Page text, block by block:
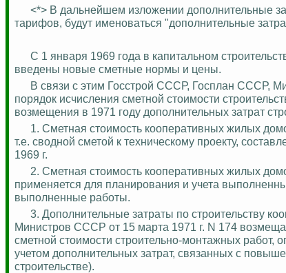
<*> В дальнейшем изложении дополнительные
тарифов, будут именоваться "дополнительные
С 1 января 1969 года в капитальном
введены новые сметные нормы и цены.
В связи с этим Госстрой СССР, Госплан СССР,
порядок исчисления сметной стоимости
возмещения в 1971 году дополнительных затрат
1. Сметная стоимость кооперативных жилых
т.е. сводной сметой к техническому проекту,
1969 г.
2. Сметная стоимость кооперативных жилых
применяется для планирования и учета
выполненные работы.
3. Дополнительные затраты по строительству
Министров СССР от 15 марта 1971 г. N 174
сметной стоимости строительно-монтажных работ,
учетом дополнительных затрат, связанных с
строительстве).